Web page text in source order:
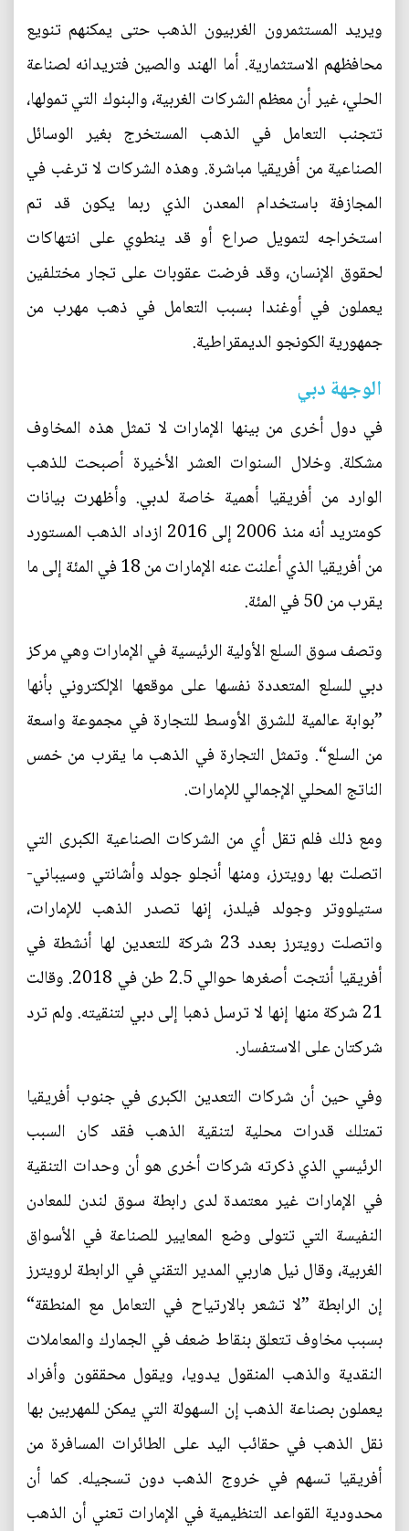
ويريد المستثمرون الغربيون الذهب حتى يمكنهم تنويع
محافظهم الاستثمارية. أما الهند والصين فتريدانه لصناعة
الحلي، غير أن معظم الشركات الغربية، والبنوك التي تمولها،
تتجنب التعامل في الذهب المستخرج بغير الوسائل
الصناعية من أفريقيا مباشرة. وهذه الشركات لا ترغب في
المجازفة باستخدام المعدن الذي ربما يكون قد تم
استخراجه لتمويل صراع أو قد ينطوي على انتهاكات
لحقوق الإنسان، وقد فرضت عقوبات على تجار مختلفين
يعملون في أوغندا بسبب التعامل في ذهب مهرب من
جمهورية الكونجو الديمقراطية.
الوجهة دبي
في دول أخرى من بينها الإمارات لا تمثل هذه المخاوف
مشكلة. وخلال السنوات العشر الأخيرة أصبحت للذهب
الوارد من أفريقيا أهمية خاصة لدبي. وأظهرت بيانات
كومتريد أنه منذ 2006 إلى 2016 ازداد الذهب المستورد
من أفريقيا الذي أعلنت عنه الإمارات من 18 في المئة إلى ما
يقرب من 50 في المئة.
وتصف سوق السلع الأولية الرئيسية في الإمارات وهي مركز
دبي للسلع المتعددة نفسها على موقعها الإلكتروني بأنها
”بوابة عالمية للشرق الأوسط للتجارة في مجموعة واسعة
من السلع“. وتمثل التجارة في الذهب ما يقرب من خمس
الناتج المحلي الإجمالي للإمارات.
ومع ذلك فلم تقل أي من الشركات الصناعية الكبرى التي
اتصلت بها رويترز، ومنها أنجلو جولد وأشانتي وسيباني-
ستيلووتر وجولد فيلدز، إنها تصدر الذهب للإمارات،
واتصلت رويترز بعدد 23 شركة للتعدين لها أنشطة في
أفريقيا أنتجت أصغرها حوالي 2.5 طن في 2018. وقالت
21 شركة منها إنها لا ترسل ذهبا إلى دبي لتنقيته. ولم ترد
شركتان على الاستفسار.
وفي حين أن شركات التعدين الكبرى في جنوب أفريقيا
تمتلك قدرات محلية لتنقية الذهب فقد كان السبب
الرئيسي الذي ذكرته شركات أخرى هو أن وحدات التنقية
في الإمارات غير معتمدة لدى رابطة سوق لندن للمعادن
النفيسة التي تتولى وضع المعايير للصناعة في الأسواق
الغربية، وقال نيل هاربي المدير التقني في الرابطة لرويترز
إن الرابطة ”لا تشعر بالارتياح في التعامل مع المنطقة“
بسبب مخاوف تتعلق بنقاط ضعف في الجمارك والمعاملات
النقدية والذهب المنقول يدويا، ويقول محققون وأفراد
يعملون بصناعة الذهب إن السهولة التي يمكن للمهربين بها
نقل الذهب في حقائب اليد على الطائرات المسافرة من
أفريقيا تسهم في خروج الذهب دون تسجيله. كما أن
محدودية القواعد التنظيمية في الإمارات تعني أن الذهب